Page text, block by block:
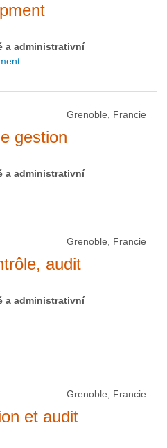
a administrativní
Grenoble, Francie
gestion
a administrativní
Grenoble, Francie
audit
a administrativní
Grenoble, Francie
et audit